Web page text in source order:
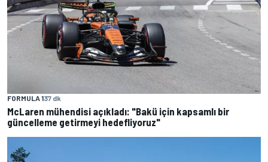
FORMULA 137 dk
McLaren mühendisi açıkladı: "Bakü için kapsamlı bir
güncelleme getirmeyi hedefliyoruz"